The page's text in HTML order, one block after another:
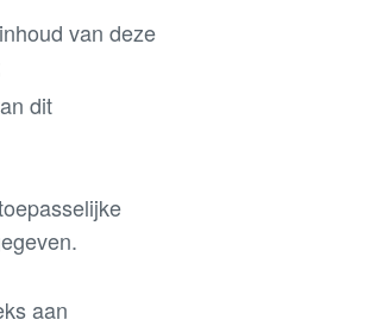
van deze
dit
aan